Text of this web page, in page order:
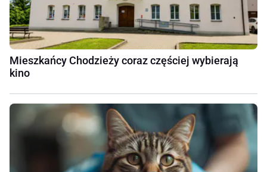
Mieszkańcy Chodzieży coraz częściej wybierają
kino